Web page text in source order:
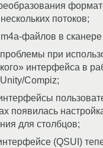
потоков;
файлов в
при
интерфейса в
Compiz;
появилась
для столбцов;
(QSUI)